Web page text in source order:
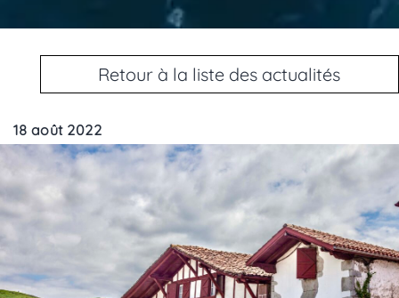
Retour à la liste des actualités
18 août 2022